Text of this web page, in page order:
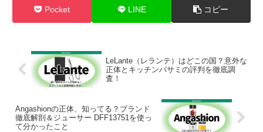
Pocket LINE コピー
LeLante（レランテ）はどこの国？意外な
正体とキッチンバサミの評判を徹底調
査！
Angashionの正体、知ってる？ブランド
徹底解剖＆ジューサー DFF13751を使っ
て分かったこと